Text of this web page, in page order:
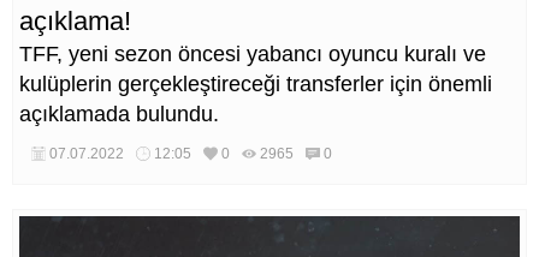
açıklama!
TFF, yeni sezon öncesi yabancı oyuncu kuralı ve
kulüplerin gerçekleştireceği transferler için önemli
açıklamada bulundu.
07.07.2022 12:05 0 2965 0